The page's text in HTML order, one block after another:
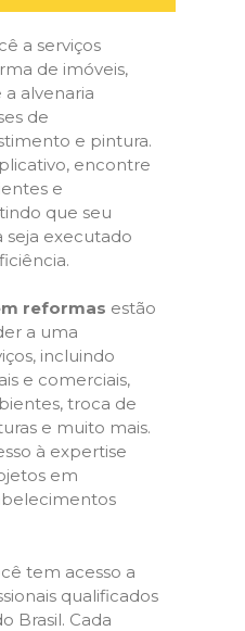
a serviços
de imóveis,
alvenaria
de
e pintura.
encontre
e
que seu
executado
reformas estão
a uma
incluindo
e comerciais,
troca de
e muito mais.
à expertise
em
tem acesso a
qualificados
Brasil. Cada